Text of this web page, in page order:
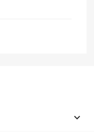
